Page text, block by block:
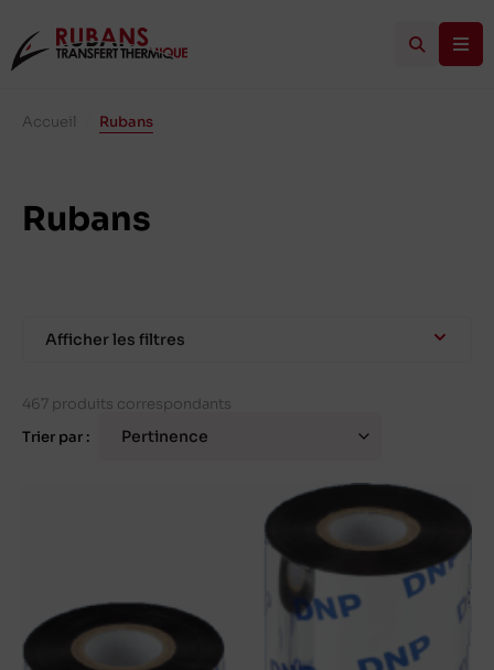
Rubans
Accueil Rubans
Afficher les filtres
467 produits correspondants
Trier par :